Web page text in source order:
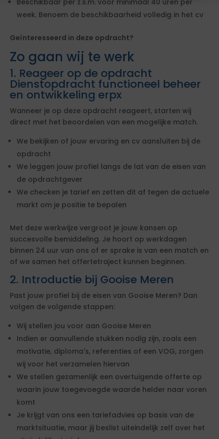
Beschikbaar per z.s.m. voor minimaal 40 uren per
week. Benoem de beschikbaarheid volledig in het cv
Geïnteresseerd in deze opdracht?
Zo gaan wij te werk
1. Reageer op de opdracht
Dienstopdracht functioneel beheer
en ontwikkeling erpx
Wanneer je op deze opdracht reageert, starten wij
direct met het beoordelen van een mogelijke match.
We bekijken of jouw ervaring en cv aansluiten bij de
opdracht
We leggen jouw profiel langs de lat van de eisen van
de opdrachtgever
We checken je tarief en zetten dit af tegen de actuele
markt om je positie te bepalen
Met deze werkwijze vergroot je jouw kansen op
succesvolle bemiddeling. Je hoort op werkdagen
binnen 24 uur van ons of er sprake is van een match en
of we samen het offertetraject kunnen beginnen.
2. Introductie bij Gooise Meren
Past jouw profiel bij de eisen van Gooise Meren? Dan
volgen de volgende stappen:
Wij stellen jou voor aan Gooise Meren
Indien er aanvullende stukken nodig zijn, zoals een
motivatie, diploma's, referenties of een VOG, zorgen
wij voor het verzamelen hiervan
We stellen gezamenlijk een overtuigende offerte op
waarin jouw toegevoegde waarde helder naar voren
komt
Je krijgt van ons een tariefadvies op basis van de
marktsituatie, maar jij beslist uiteindelijk zelf over het